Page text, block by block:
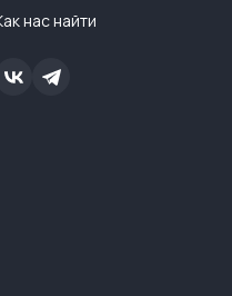
нас найти